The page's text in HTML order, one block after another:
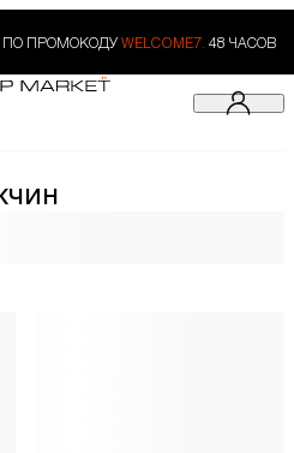
ПО ПРОМОКОДУ WELCOME7. 48 ЧАСОВ